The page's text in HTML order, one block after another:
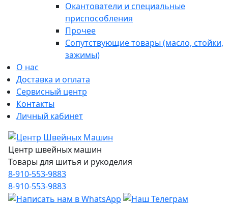
Окантователи и специальные
приспособления
Прочее
Сопутствующие товары (масло, стойки,
зажимы)
О нас
Доставка и оплата
Сервисный центр
Контакты
Личный кабинет
Центр швейных машин
Товары для шитья и рукоделия
8-910-553-9883
8-910-553-9883